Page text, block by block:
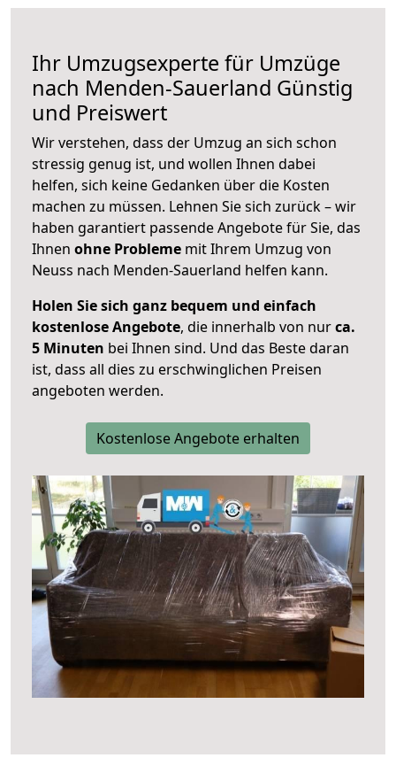
Ihr Umzugsexperte für Umzüge
nach Menden-Sauerland Günstig
und Preiswert
Wir verstehen, dass der Umzug an sich schon
stressig genug ist, und wollen Ihnen dabei
helfen, sich keine Gedanken über die Kosten
machen zu müssen. Lehnen Sie sich zurück – wir
haben garantiert passende Angebote für Sie, das
Ihnen ohne Probleme mit Ihrem Umzug von
Neuss nach Menden-Sauerland helfen kann.
Holen Sie sich ganz bequem und einfach
kostenlose Angebote, die innerhalb von nurca.
5 Minuten bei Ihnen sind. Und das Beste daran
ist, dass all dies zu erschwinglichen Preisen
angeboten werden.
Kostenlose Angebote erhalten